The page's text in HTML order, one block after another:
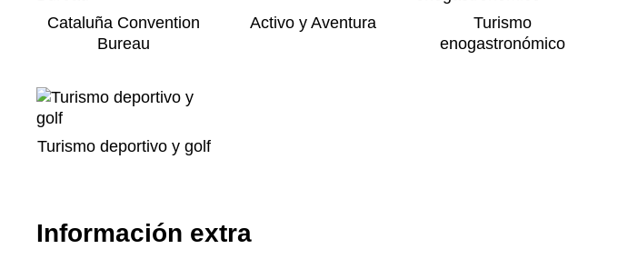
Cataluña Convention
Bureau
Activo y Aventura
Turismo
enogastronómico
Turismo deportivo y golf
Información extra